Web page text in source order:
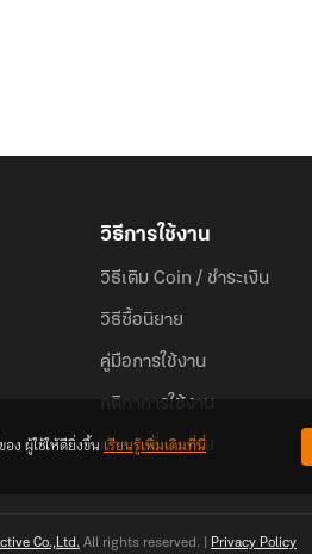
วิธีการใช้งาน
วิธีเติม Coin / ชำระเงิน
วิธีซื้อนิยาย
คู่มือการใช้งาน
กติกาการใช้งาน
คำถามที่พบบ่อย
Co.,Ltd. All rights reserved. | Privacy Policy
ผู้ใช้ให้ดียิ่งขึ้นเรียนรู้เพิ่มเติมที่นี่